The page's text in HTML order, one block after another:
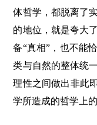
体哲学，都脱离了
的地位，就是夸大
备“真相”，也不能
类与自然的整体统
理性之间做出非此
学所造成的哲学上